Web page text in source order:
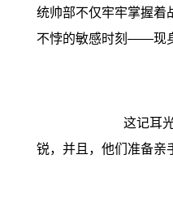
统帅部不仅牢牢掌握着
不悖的敏感时刻——现
这记耳
锐，并且，他们准备亲